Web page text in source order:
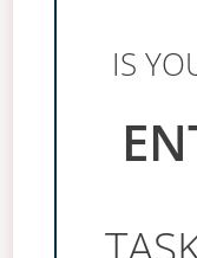
IS